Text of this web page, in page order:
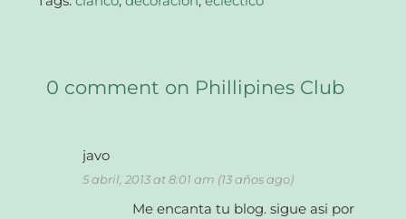
0 comment on Phillipines Club
javo
5 abril, 2013 at 8:01 am (13 años ago)
Me encanta tu blog. sigue asi por